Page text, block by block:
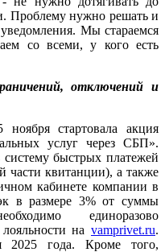
Проблему нужно решать и
Мы стараемся
со всеми, у кого есть
отключений и
стартовала акция
услуг через СБП».
быстрых платежей
части квитанции), а также
кабинете компании в
в размере 3% от суммы
единоразово
на vamprivet.ru.
года. Кроме того,